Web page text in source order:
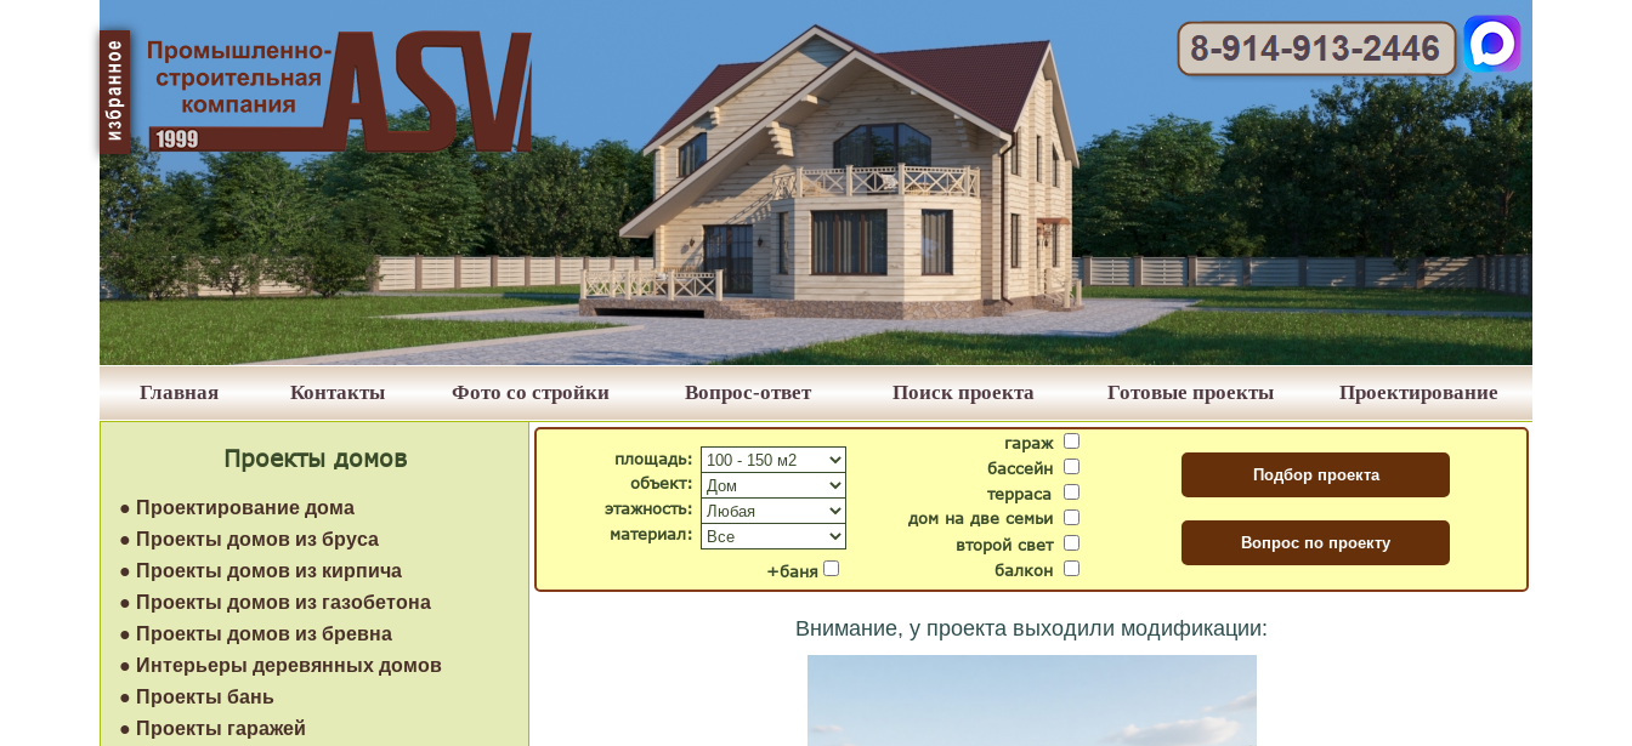
Проектирование
Главная Фото со стройки
Контакты Вопрос-ответ Поиск проекта Готовые проекты
Проекты домов
● Проектирование дома
● Проекты домов из бруса
● Проекты домов из кирпича
● Проекты домов из газобетона
● Проекты домов из бревна
● Интерьеры деревянных домов
● Проекты бань
● Проекты гаражей
гараж
бассейн
второй свет
дом на две семьи
терраса
балкон
+баня
объект:
материал:
площадь:
этажность:
Внимание, у проекта выходили модификации: